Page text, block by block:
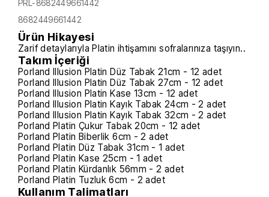
PRL-8682449661442
8682449661442
Ürün Hikayesi
Zarif detaylarıyla Platin ihtişamını sofralarınıza taşıyın..
Takım İçeriği
Porland Illusion Platin Düz Tabak 21cm - 12 adet
Porland Illusion Platin Düz Tabak 27cm - 12 adet
Porland Illusion Platin Kase 13cm - 12 adet
Porland Illusion Platin Kayık Tabak 24cm - 2 adet
Porland Illusion Platin Kayık Tabak 32cm - 2 adet
Porland Platin Çukur Tabak 20cm - 12 adet
Porland Platin Biberlik 6cm - 2 adet
Porland Platin Düz Tabak 31cm - 1 adet
Porland Platin Kase 25cm - 1 adet
Porland Platin Kürdanlık 56mm - 2 adet
Porland Platin Tuzluk 6cm - 2 adet
Kullanım Talimatları